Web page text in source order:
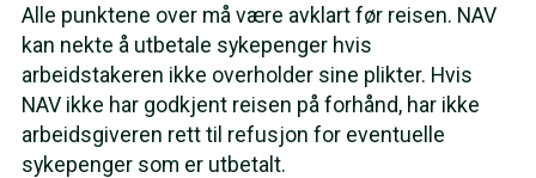
Alle punktene over må være avklart før reisen. NAV
kan nekte å utbetale sykepenger hvis
arbeidstakeren ikke overholder sine plikter. Hvis
NAV ikke har godkjent reisen på forhånd, har ikke
arbeidsgiveren rett til refusjon for eventuelle
sykepenger som er utbetalt.